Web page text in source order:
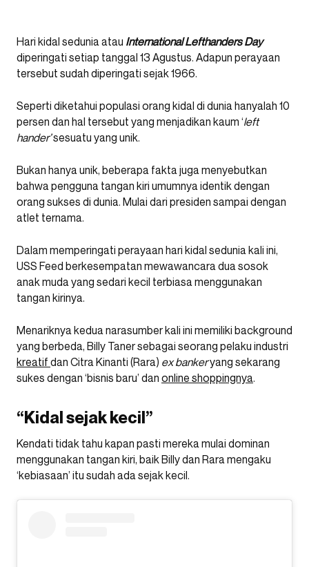
Hari kidal sedunia atau International Lefthanders Day
diperingati setiap tanggal 13 Agustus. Adapun perayaan
tersebut sudah diperingati sejak 1966.
Seperti diketahui populasi orang kidal di dunia hanyalah 10
persen dan hal tersebut yang menjadikan kaum ‘left
hander’sesuatu yang unik.
Bukan hanya unik, beberapa fakta juga menyebutkan
bahwa pengguna tangan kiri umumnya identik dengan
orang sukses di dunia. Mulai dari presiden sampai dengan
atlet ternama.
Dalam memperingati perayaan hari kidal sedunia kali ini,
USS Feed berkesempatan mewawancara dua sosok
anak muda yang sedari kecil terbiasa menggunakan
tangan kirinya.
Menariknya kedua narasumber kali ini memiliki background
yang berbeda, Billy Taner sebagai seorang pelaku industri
kreatif dan Citra Kinanti (Rara) ex bankeryang sekarang
sukes dengan ‘bisnis baru’ dan online shoppingnya.
“Kidal sejak kecil”
Kendati tidak tahu kapan pasti mereka mulai dominan
menggunakan tangan kiri, baik Billy dan Rara mengaku
‘kebiasaan’ itu sudah ada sejak kecil.